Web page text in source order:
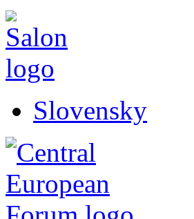
Slovensky